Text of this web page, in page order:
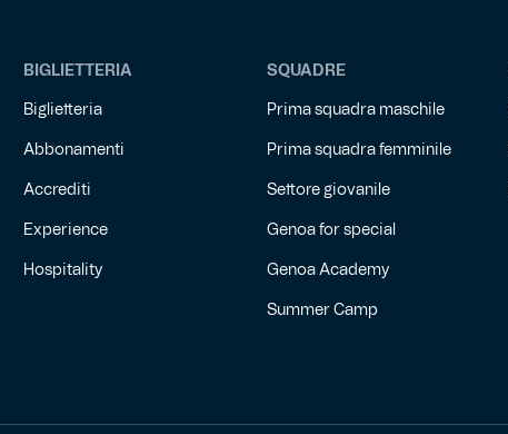
BIGLIETTERIA
Biglietteria
Abbonamenti
Accrediti
Experience
Hospitality
SQUADRE
Prima squadra maschile
Prima squadra femminile
Settore giovanile
Genoa for special
Genoa Academy
Summer Camp